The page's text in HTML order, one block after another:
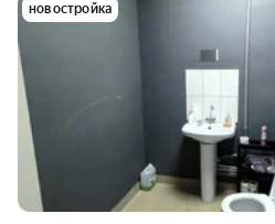
новостройка